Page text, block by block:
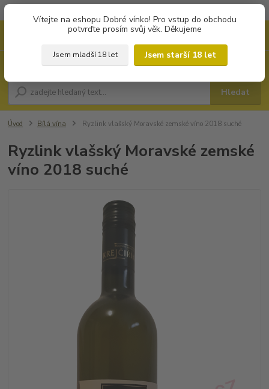
Vítejte na eshopu Dobré vínko! Pro vstup do obchodu
potvrďte prosím svůj věk. Děkujeme
Jsem mladší 18 let Jsem starší 18 let
Hledat
Úvod Bílá vína Ryzlink vlašský Moravské zemské víno 2018 suché
Ryzlink vlašský Moravské zemské
víno 2018 suché